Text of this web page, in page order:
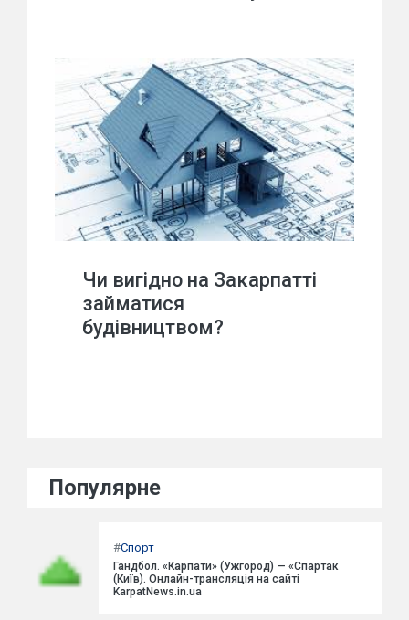
Чи вигідно на Закарпатті
займатися
будівництвом?
Популярне
#Спорт
Гандбол. «Карпати» (Ужгород) — «Спартак
(Київ). Онлайн-трансляція на сайті
KarpatNews.in.ua